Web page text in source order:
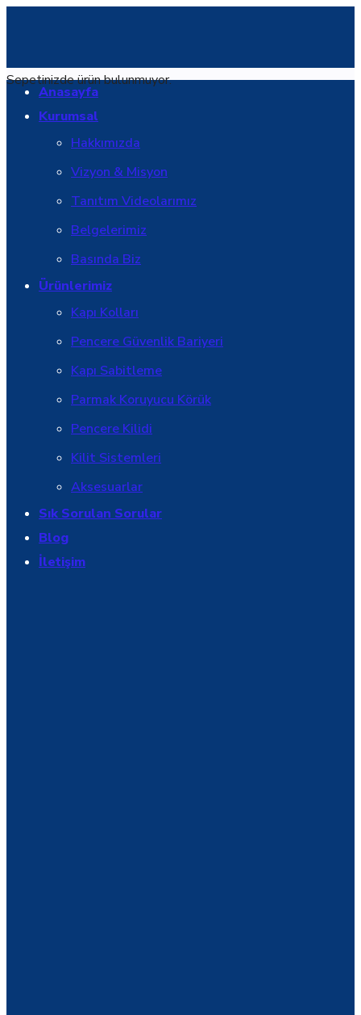
Sepetinizde ürün bulunmuyor.
Anasayfa
Kurumsal
Hakkımızda
Vizyon & Misyon
Tanıtım Videolarımız
Belgelerimiz
Basında Biz
Ürünlerimiz
Kapı Kolları
Pencere Güvenlik Bariyeri
Kapı Sabitleme
Parmak Koruyucu Körük
Pencere Kilidi
Kilit Sistemleri
Aksesuarlar
Sık Sorulan Sorular
Blog
İletişim